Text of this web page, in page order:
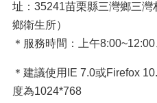
址：35241苗栗縣三灣鄉三
鄉衛生所）
＊服務時間：上午
＊建議使用IE 7.0或Firefox
度為1024*768